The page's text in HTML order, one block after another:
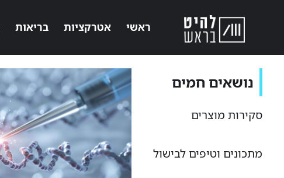
ראשי אטרקציות בריאות
נושאים חמים
סקירות מוצרים
מתכונים וטיפים לבישול